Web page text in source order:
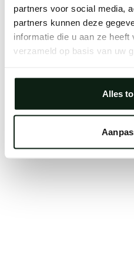
partners voor social media,
partners kunnen deze
informatie die u aan ze
verzameld op basis van uw
Alles
Clearing your browser
We apologize for